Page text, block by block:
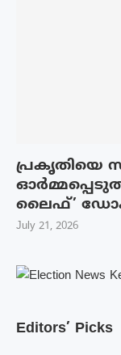
Editors’ Picks
പ്രകൃതിയെ
ലൈഫ്’
July 21, 2026